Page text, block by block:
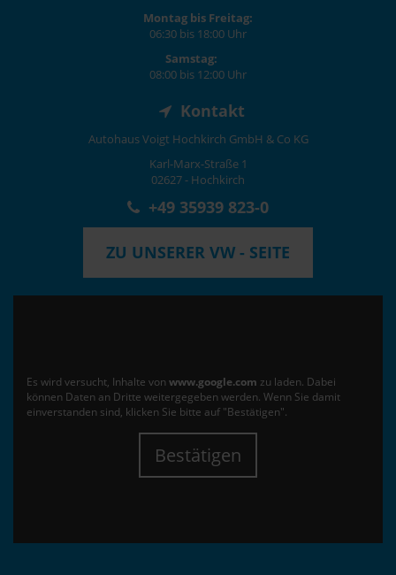
Montag bis Freitag:
06:30 bis 18:00 Uhr
Samstag:
08:00 bis 12:00 Uhr
Kontakt
Autohaus Voigt Hochkirch GmbH & Co KG
Karl-Marx-Straße 1
02627 - Hochkirch
+49 35939 823-0
ZU UNSERER VW - SEITE
Es wird versucht, Inhalte von www.google.com zu laden. Dabei
können Daten an Dritte weitergegeben werden. Wenn Sie damit
einverstanden sind, klicken Sie bitte auf "Bestätigen".
Bestätigen